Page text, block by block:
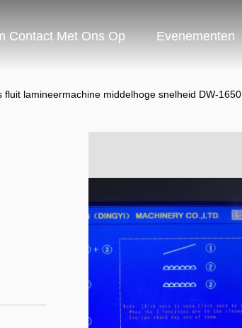
Contact Met Ons Op Evenementen
fluit lamineermachine middelhoge snelheid DW-1650